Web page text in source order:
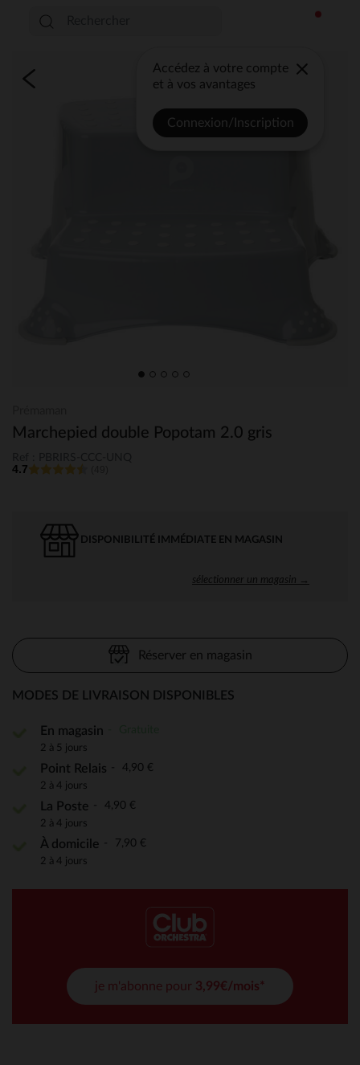
Accédez à votre compte
et à vos avantages
Connexion/Inscription
Marchepied double Popotam 2.0 gris
4.7
DISPONIBILITÉ IMMÉDIATE EN MAGASIN
sélectionner un magasin →
Réserver en magasin
MODES DE LIVRAISON DISPONIBLES
En magasin
2 à 5 jours
Point Relais 4,90 €
2 à 4 jours
La Poste 4,90 €
2 à 4 jours
À domicile 7,90 €
2 à 4 jours
je m'abonne pour 3,99€/mois*